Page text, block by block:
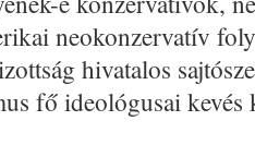
neokonzervatív
hivatalos
fő ideológusai